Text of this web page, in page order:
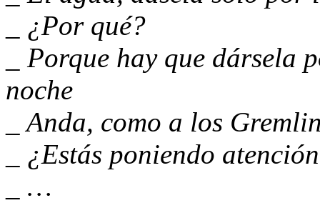
_ ¿Por qué?
_ Porque hay que
noche
_ Anda, como a los
_ ¿Estás poniendo
_ …